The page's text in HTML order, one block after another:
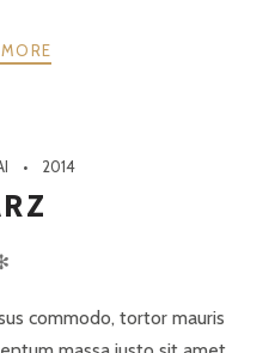
2014
commodo, tortor mauris